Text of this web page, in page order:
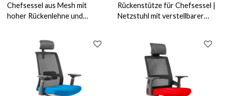
Chefsessel aus Mesh mit
hoher Rückenlehne und
Rückenstütze für Chefsessel |
Netzstuhl mit verstellbarer